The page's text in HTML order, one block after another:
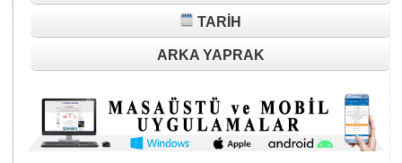
TARIH
ARKA YAPRAK